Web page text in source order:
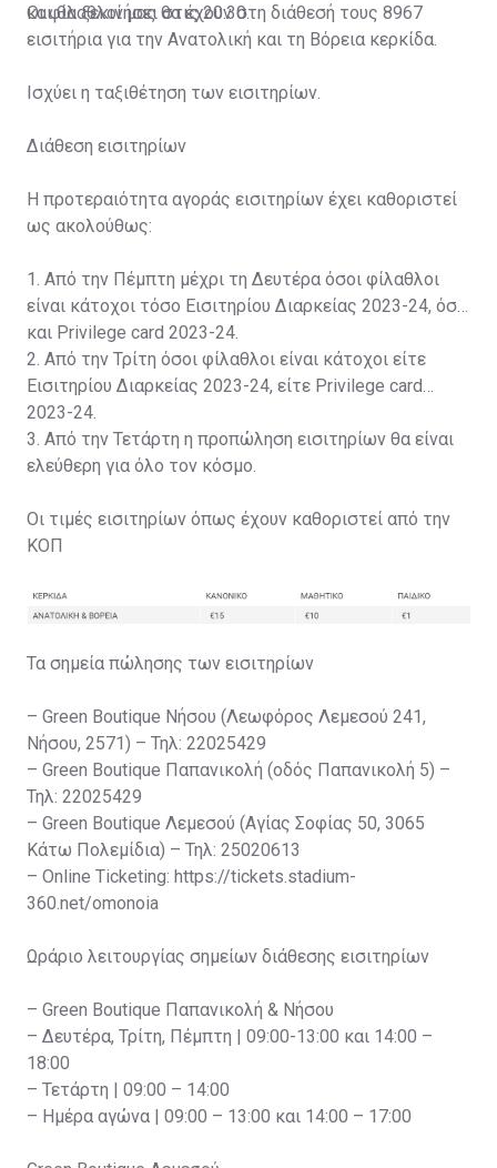
και θα ξεκινήσει στις 20:30.
Οι φίλαθλοί μας θα έχουν στη διάθεσή τους 8967
εισιτήρια για την Ανατολική και τη Βόρεια κερκίδα.
Ισχύει η ταξιθέτηση των εισιτηρίων.
Διάθεση εισιτηρίων
Η προτεραιότητα αγοράς εισιτηρίων έχει καθοριστεί
ως ακολούθως:
1. Από την Πέμπτη μέχρι τη Δευτέρα όσοι φίλαθλοι
είναι κάτοχοι τόσο Εισιτηρίου Διαρκείας 2023-24, όσο
και Privilege card 2023-24.
2. Από την Τρίτη όσοι φίλαθλοι είναι κάτοχοι είτε
Εισιτηρίου Διαρκείας 2023-24, είτε Privilege card
2023-24.
3. Από την Τετάρτη η προπώληση εισιτηρίων θα είναι
ελεύθερη για όλο τον κόσμο.
Οι τιμές εισιτηρίων όπως έχουν καθοριστεί από την
ΚΟΠ
Τα σημεία πώλησης των εισιτηρίων
– Green Boutique Νήσου (Λεωφόρος Λεμεσού 241,
Νήσου, 2571) – Τηλ: 22025429
– Green Boutique Παπανικολή (οδός Παπανικολή 5) –
Τηλ: 22025429
– Green Boutique Λεμεσού (Αγίας Σοφίας 50, 3065
Κάτω Πολεμίδια) – Τηλ: 25020613
– Online Ticketing: https://tickets.stadium-
360.net/omonoia
Ωράριο λειτουργίας σημείων διάθεσης εισιτηρίων
– Green Boutique Παπανικολή & Νήσου
– Δευτέρα, Τρίτη, Πέμπτη | 09:00-13:00 και 14:00 –
18:00
– Τετάρτη | 09:00 – 14:00
– Ημέρα αγώνα | 09:00 – 13:00 και 14:00 – 17:00